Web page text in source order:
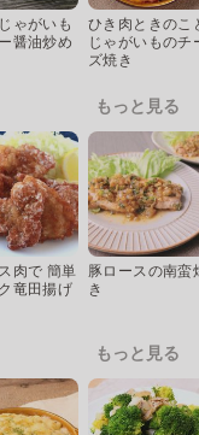
ゃがいも
醤油炒め
ひき肉ときのこ
じゃがいものチ
ズ焼き
もっと見る
肉で 簡単
竜田揚げ
豚ロースの南蛮
き
もっと見る